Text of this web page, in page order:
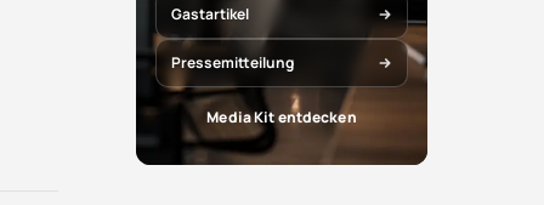
Gastartikel
Pressemitteilung
Media Kit entdecken